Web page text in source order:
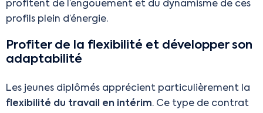
profitent de l’engouement et du dynamisme de ces
profils plein d’énergie.
Profiter de la flexibilité et développer son
adaptabilité
Les jeunes diplômés apprécient particulièrement la
flexibilité du travail en intérim. Ce type de contrat